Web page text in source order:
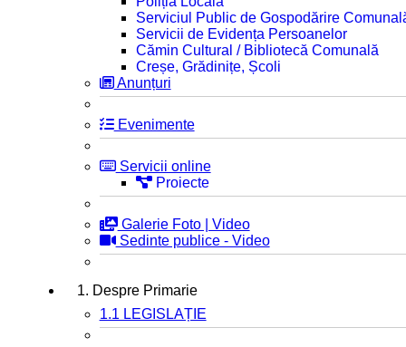
Serviciul Public de Gospodărire
Servicii de Evidența Persoanelor
Cămin Cultural / Bibliotecă Comunală
Creșe, Grădinițe, Școli
Anunțuri
Evenimente
Servicii online
Proiecte
Galerie Foto | Video
Sedinte publice - Video
1. Despre Primarie
1.1 LEGISLAȚIE